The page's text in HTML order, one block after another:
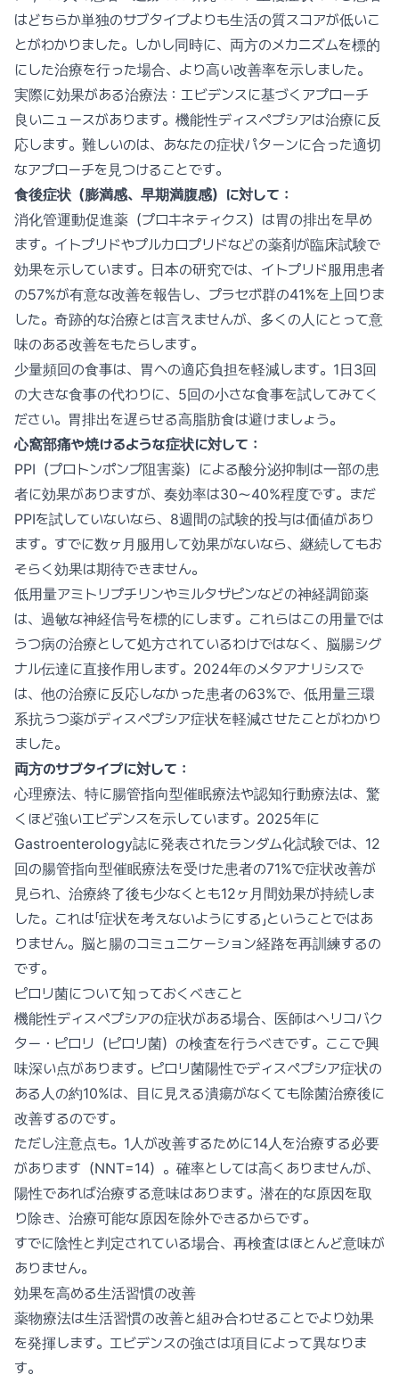
はどちらか単独のサブタイプよりも生活の質スコアが低いこ
とがわかりました。しかし同時に、両方のメカニズムを標的
にした治療を行った場合、より高い改善率を示しました。
実際に効果がある治療法：エビデンスに基づくアプローチ
良いニュースがあります。機能性ディスペプシアは治療に反
応します。難しいのは、あなたの症状パターンに合った適切
なアプローチを見つけることです。
食後症状（膨満感、早期満腹感）に対して：
消化管運動促進薬（プロキネティクス）は胃の排出を早め
ます。イトプリドやプルカロプリドなどの薬剤が臨床試験で
効果を示しています。日本の研究では、イトプリド服用患者
の57%が有意な改善を報告し、プラセボ群の41%を上回りま
した。奇跡的な治療とは言えませんが、多くの人にとって意
味のある改善をもたらします。
少量頻回の食事は、胃への適応負担を軽減します。1日3回
の大きな食事の代わりに、5回の小さな食事を試してみてく
ださい。胃排出を遅らせる高脂肪食は避けましょう。
心窩部痛や焼けるような症状に対して：
PPI（プロトンポンプ阻害薬）による酸分泌抑制は一部の患
者に効果がありますが、奏効率は30〜40%程度です。まだ
PPIを試していないなら、8週間の試験的投与は価値があり
ます。すでに数ヶ月服用して効果がないなら、継続してもお
そらく効果は期待できません。
低用量アミトリプチリンやミルタザピンなどの神経調節薬
は、過敏な神経信号を標的にします。これらはこの用量では
うつ病の治療として処方されているわけではなく、脳腸シグ
ナル伝達に直接作用します。2024年のメタアナリシスで
は、他の治療に反応しなかった患者の63%で、低用量三環
系抗うつ薬がディスペプシア症状を軽減させたことがわかり
ました。
両方のサブタイプに対して：
心理療法、特に腸管指向型催眠療法や認知行動療法は、驚
くほど強いエビデンスを示しています。2025年に
Gastroenterology誌に発表されたランダム化試験では、12
回の腸管指向型催眠療法を受けた患者の71%で症状改善が
見られ、治療終了後も少なくとも12ヶ月間効果が持続しま
した。これは「症状を考えないようにする」ということではあ
りません。脳と腸のコミュニケーション経路を再訓練するの
です。
ピロリ菌について知っておくべきこと
機能性ディスペプシアの症状がある場合、医師はヘリコバク
ター・ピロリ（ピロリ菌）の検査を行うべきです。ここで興
味深い点があります。ピロリ菌陽性でディスペプシア症状の
ある人の約10%は、目に見える潰瘍がなくても除菌治療後に
改善するのです。
ただし注意点も。1人が改善するために14人を治療する必要
があります（NNT=14）。確率としては高くありませんが、
陽性であれば治療する意味はあります。潜在的な原因を取
り除き、治療可能な原因を除外できるからです。
すでに陰性と判定されている場合、再検査はほとんど意味が
ありません。
効果を高める生活習慣の改善
薬物療法は生活習慣の改善と組み合わせることでより効果
を発揮します。エビデンスの強さは項目によって異なりま
す。